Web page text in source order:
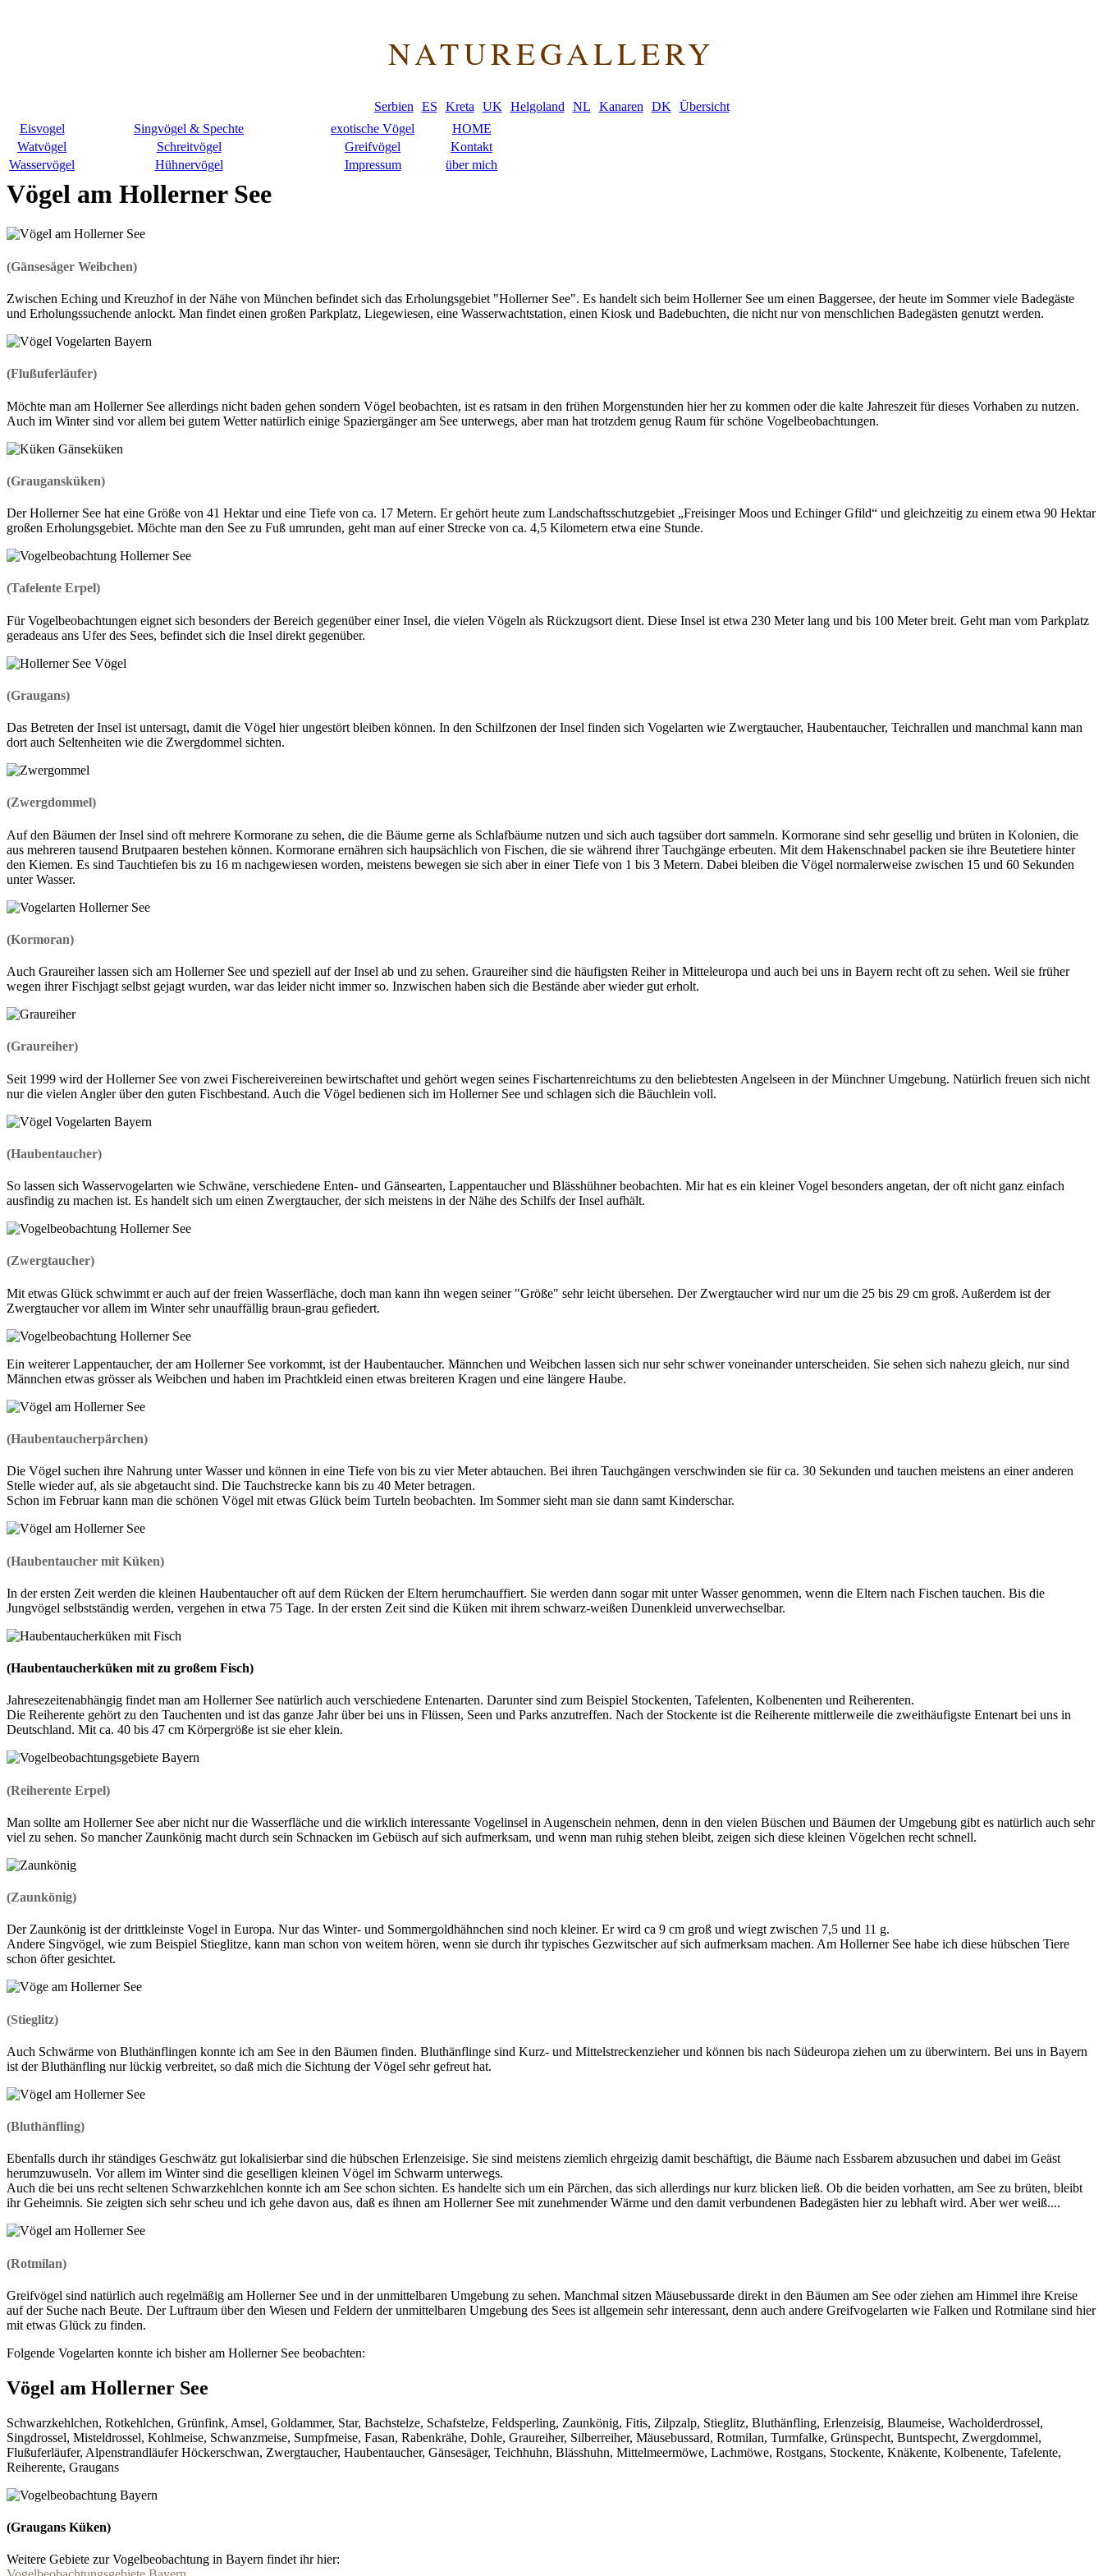
NATUREGALLERY
Serbien ES Kreta UK Helgoland NL Kanaren DK
Übersicht
Eisvogel
Singvögel & Spechte exotische Vögel
HOME
Watvögel
Schreitvögel Greifvögel
Kontakt
Wasservögel
Hühnervögel Impressum über mich
Vögel am Hollerner See
(Gänsesäger Weibchen)
Zwischen Eching und Kreuzhof in der Nähe von München befindet sich das Erholungsgebiet "Hollerner See". Es handelt sich beim Hollerner See um einen Baggersee, der heute im Sommer viele Badegäste
und Erholungssuchende anlockt. Man findet einen großen Parkplatz, Liegewiesen, eine Wasserwachtstation, einen Kiosk und Badebuchten, die nicht nur von menschlichen Badegästen genutzt werden.
(Flußuferläufer)
Möchte man am Hollerner See allerdings nicht baden gehen sondern Vögel beobachten, ist es ratsam in den frühen Morgenstunden hier her zu kommen oder die kalte Jahreszeit für dieses Vorhaben zu nutzen.
Auch im Winter sind vor allem bei gutem Wetter natürlich einige Spaziergänger am See unterwegs, aber man hat trotzdem genug Raum für schöne Vogelbeobachtungen.
(Graugansküken)
Der Hollerner See hat eine Größe von 41 Hektar und eine Tiefe von ca. 17 Metern. Er gehört heute zum Landschaftsschutzgebiet „Freisinger Moos und Echinger Gfild“ und gleichzeitig zu einem etwa 90 Hektar
großen Erholungsgebiet. Möchte man den See zu Fuß umrunden, geht man auf einer Strecke von ca. 4,5 Kilometern etwa eine Stunde.
(Tafelente Erpel)
Für Vogelbeobachtungen eignet sich besonders der Bereich gegenüber einer Insel, die vielen Vögeln als Rückzugsort dient. Diese Insel ist etwa 230 Meter lang und bis 100 Meter breit. Geht man vom Parkplatz
geradeaus ans Ufer des Sees, befindet sich die Insel direkt gegenüber.
(Graugans)
Das Betreten der Insel ist untersagt, damit die Vögel hier ungestört bleiben können. In den Schilfzonen der Insel finden sich Vogelarten wie Zwergtaucher, Haubentaucher, Teichrallen und manchmal kann man
dort auch Seltenheiten wie die Zwergdommel sichten.
(Zwergdommel)
Auf den Bäumen der Insel sind oft mehrere Kormorane zu sehen, die die Bäume gerne als Schlafbäume nutzen und sich auch tagsüber dort sammeln. Kormorane sind sehr gesellig und brüten in Kolonien, die
aus mehreren tausend Brutpaaren bestehen können. Kormorane ernähren sich haupsächlich von Fischen, die sie während ihrer Tauchgänge erbeuten. Mit dem Hakenschnabel packen sie ihre Beutetiere hinter
den Kiemen. Es sind Tauchtiefen bis zu 16 m nachgewiesen worden, meistens bewegen sie sich aber in einer Tiefe von 1 bis 3 Metern. Dabei bleiben die Vögel normalerweise zwischen 15 und 60 Sekunden
unter Wasser.
(Kormoran)
Auch Graureiher lassen sich am Hollerner See und speziell auf der Insel ab und zu sehen. Graureiher sind die häufigsten Reiher in Mitteleuropa und auch bei uns in Bayern recht oft zu sehen. Weil sie früher
wegen ihrer Fischjagt selbst gejagt wurden, war das leider nicht immer so. Inzwischen haben sich die Bestände aber wieder gut erholt.
(Graureiher)
Seit 1999 wird der Hollerner See von zwei Fischereivereinen bewirtschaftet und gehört wegen seines Fischartenreichtums zu den beliebtesten Angelseen in der Münchner Umgebung. Natürlich freuen sich nicht
nur die vielen Angler über den guten Fischbestand. Auch die Vögel bedienen sich im Hollerner See und schlagen sich die Bäuchlein voll.
(Haubentaucher)
So lassen sich Wasservogelarten wie Schwäne, verschiedene Enten- und Gänsearten, Lappentaucher und Blässhühner beobachten. Mir hat es ein kleiner Vogel besonders angetan, der oft nicht ganz einfach
ausfindig zu machen ist. Es handelt sich um einen Zwergtaucher, der sich meistens in der Nähe des Schilfs der Insel aufhält.
(Zwergtaucher)
Mit etwas Glück schwimmt er auch auf der freien Wasserfläche, doch man kann ihn wegen seiner "Größe" sehr leicht übersehen. Der Zwergtaucher wird nur um die 25 bis 29 cm groß. Außerdem ist der
Zwergtaucher vor allem im Winter sehr unauffällig braun-grau gefiedert.
Ein weiterer Lappentaucher, der am Hollerner See vorkommt, ist der Haubentaucher. Männchen und Weibchen lassen sich nur sehr schwer voneinander unterscheiden. Sie sehen sich nahezu gleich, nur sind
Männchen etwas grösser als Weibchen und haben im Prachtkleid einen etwas breiteren Kragen und eine längere Haube.
(Haubentaucherpärchen)
Die Vögel suchen ihre Nahrung unter Wasser und können in eine Tiefe von bis zu vier Meter abtauchen. Bei ihren Tauchgängen verschwinden sie für ca. 30 Sekunden und tauchen meistens an einer anderen
Stelle wieder auf, als sie abgetaucht sind. Die Tauchstrecke kann bis zu 40 Meter betragen.
Schon im Februar kann man die schönen Vögel mit etwas Glück beim Turteln beobachten. Im Sommer sieht man sie dann samt Kinderschar.
(Haubentaucher mit Küken)
In der ersten Zeit werden die kleinen Haubentaucher oft auf dem Rücken der Eltern herumchauffiert. Sie werden dann sogar mit unter Wasser genommen, wenn die Eltern nach Fischen tauchen. Bis die
Jungvögel selbstständig werden, vergehen in etwa 75 Tage. In der ersten Zeit sind die Küken mit ihrem schwarz-weißen Dunenkleid unverwechselbar.
(Haubentaucherküken mit zu großem Fisch)
Jahresezeitenabhängig findet man am Hollerner See natürlich auch verschiedene Entenarten. Darunter sind zum Beispiel Stockenten, Tafelenten, Kolbenenten und Reiherenten.
Die Reiherente gehört zu den Tauchenten und ist das ganze Jahr über bei uns in Flüssen, Seen und Parks anzutreffen. Nach der Stockente ist die Reiherente mittlerweile die zweithäufigste Entenart bei uns in
Deutschland. Mit ca. 40 bis 47 cm Körpergröße ist sie eher klein.
(Reiherente Erpel)
Man sollte am Hollerner See aber nicht nur die Wasserfläche und die wirklich interessante Vogelinsel in Augenschein nehmen, denn in den vielen Büschen und Bäumen der Umgebung gibt es natürlich auch sehr
viel zu sehen. So mancher Zaunkönig macht durch sein Schnacken im Gebüsch auf sich aufmerksam, und wenn man ruhig stehen bleibt, zeigen sich diese kleinen Vögelchen recht schnell.
(Zaunkönig)
Der Zaunkönig ist der drittkleinste Vogel in Europa. Nur das Winter- und Sommergoldhähnchen sind noch kleiner. Er wird ca 9 cm groß und wiegt zwischen 7,5 und 11 g.
Andere Singvögel, wie zum Beispiel Stieglitze, kann man schon von weitem hören, wenn sie durch ihr typisches Gezwitscher auf sich aufmerksam machen. Am Hollerner See habe ich diese hübschen Tiere
schon öfter gesichtet.
(Stieglitz)
Auch Schwärme von Bluthänflingen konnte ich am See in den Bäumen finden. Bluthänflinge sind Kurz- und Mittelstreckenzieher und können bis nach Südeuropa ziehen um zu überwintern. Bei uns in Bayern
ist der Bluthänfling nur lückig verbreitet, so daß mich die Sichtung der Vögel sehr gefreut hat.
(Bluthänfling)
Ebenfalls durch ihr ständiges Geschwätz gut lokalisierbar sind die hübschen Erlenzeisige. Sie sind meistens ziemlich ehrgeizig damit beschäftigt, die Bäume nach Essbarem abzusuchen und dabei im Geäst
herumzuwuseln. Vor allem im Winter sind die geselligen kleinen Vögel im Schwarm unterwegs.
Auch die bei uns recht seltenen Schwarzkehlchen konnte ich am See schon sichten. Es handelte sich um ein Pärchen, das sich allerdings nur kurz blicken ließ. Ob die beiden vorhatten, am See zu brüten, bleibt
ihr Geheimnis. Sie zeigten sich sehr scheu und ich gehe davon aus, daß es ihnen am Hollerner See mit zunehmender Wärme und den damit verbundenen Badegästen hier zu lebhaft wird. Aber wer weiß....
(Rotmilan)
Greifvögel sind natürlich auch regelmäßig am Hollerner See und in der unmittelbaren Umgebung zu sehen. Manchmal sitzen Mäusebussarde direkt in den Bäumen am See oder ziehen am Himmel ihre Kreise
auf der Suche nach Beute. Der Luftraum über den Wiesen und Feldern der unmittelbaren Umgebung des Sees ist allgemein sehr interessant, denn auch andere Greifvogelarten wie Falken und Rotmilane sind hier
mit etwas Glück zu finden.
Folgende Vogelarten konnte ich bisher am Hollerner See beobachten:
Vögel am Hollerner See
Schwarzkehlchen, Rotkehlchen, Grünfink, Amsel, Goldammer, Star, Bachstelze, Schafstelze, Feldsperling, Zaunkönig, Fitis, Zilpzalp, Stieglitz, Bluthänfling, Erlenzeisig, Blaumeise, Wacholderdrossel,
Singdrossel, Misteldrossel, Kohlmeise, Schwanzmeise, Sumpfmeise, Fasan, Rabenkrähe, Dohle, Graureiher, Silberreiher, Mäusebussard, Rotmilan, Turmfalke, Grünspecht, Buntspecht, Zwergdommel,
Flußuferläufer, Alpenstrandläufer Höckerschwan, Zwergtaucher, Haubentaucher, Gänsesäger, Teichhuhn, Blässhuhn, Mittelmeermöwe, Lachmöwe, Rostgans, Stockente, Knäkente, Kolbenente, Tafelente,
Reiherente, Graugans
(Graugans Küken)
Weitere Gebiete zur Vogelbeobachtung in Bayern findet ihr hier: